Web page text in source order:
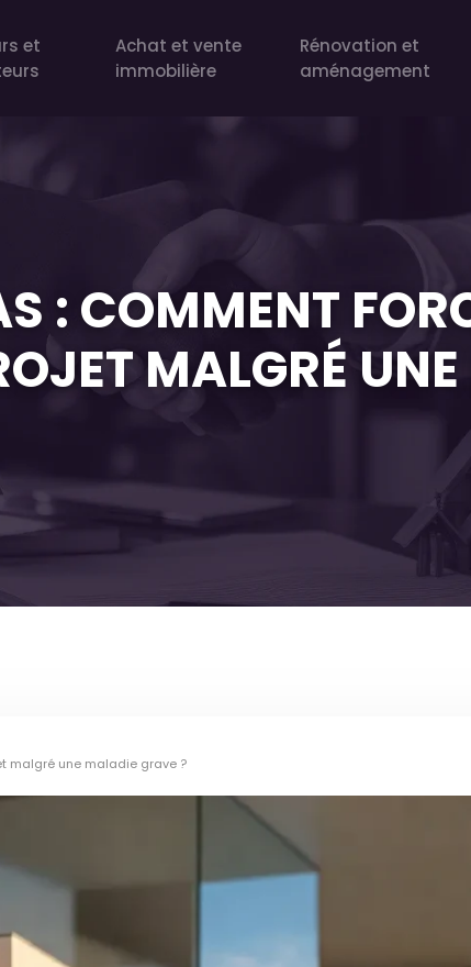
et
Achat et vente
immobilière
Rénovation et
aménagement
: COMMENT
MALGRÉ
malgré une maladie grave ?